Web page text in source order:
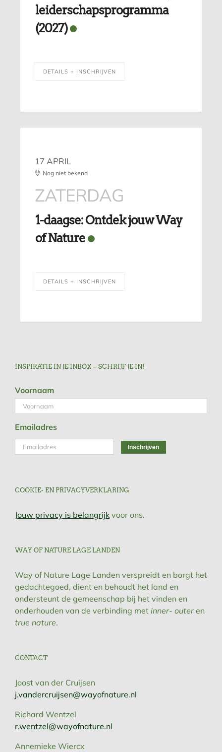
leiderschapsprogramma
(2027)
DETAILS + INSCHRIJVEN
17 APRIL
Nog niet bekend
ZATERDAG
1-daagse: Ontdek jouw Way
of Nature
DETAILS + INSCHRIJVEN
INSPIRATIE IN JE INBOX – SCHRIJF JE IN!
Voornaam
Emailadres
COOKIE- EN PRIVACYVERKLARING
Jouw privacy is belangrijk voor ons.
WAY OF NATURE LAGE LANDEN
Way of Nature Lage Landen verspreidt en borgt het
gedachtegoed, dient en behoudt het land en
ondersteunt de gemeenschap bij het vinden en
onderhouden van de verbinding met inner- outeren
true nature.
CONTACT
Joost van der Cruijsen
j.vandercruijsen@wayofnature.nl
Richard Wentzel
r.wentzel@wayofnature.nl
Annemieke Wiercx